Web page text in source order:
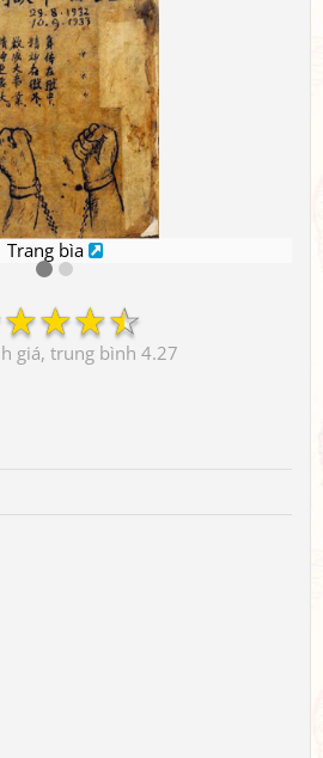
Trang bìa
☆
☆
☆
☆
4.27